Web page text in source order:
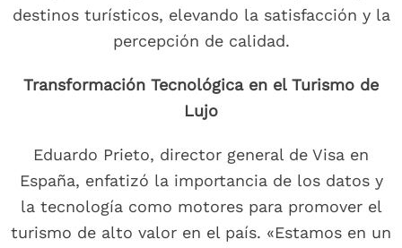
destinos turísticos, elevando la satisfacción y la
percepción de calidad.
Transformación Tecnológica en el Turismo de
Lujo
Eduardo Prieto, director general de Visa en
España, enfatizó la importancia de los datos y
la tecnología como motores para promover el
turismo de alto valor en el país. «Estamos en un